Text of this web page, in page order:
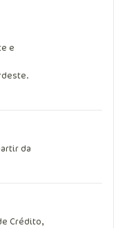
e
da
Crédito,